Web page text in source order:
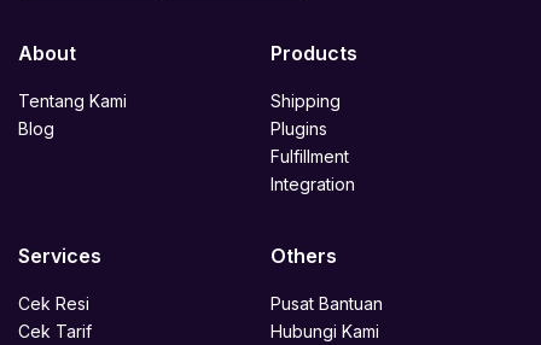
About
Tentang Kami
Blog
Products
Shipping
Plugins
Fulfillment
Integration
Services
Cek Resi
Cek Tarif
Others
Pusat Bantuan
Hubungi Kami